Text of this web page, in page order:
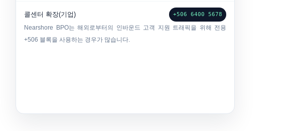
콜센터 확장(기업) +506 6400 5678
Nearshore BPO는 해외로부터의 인바운드 고객 지원 트래픽을 위해 전용
+506 블록을 사용하는 경우가 많습니다.